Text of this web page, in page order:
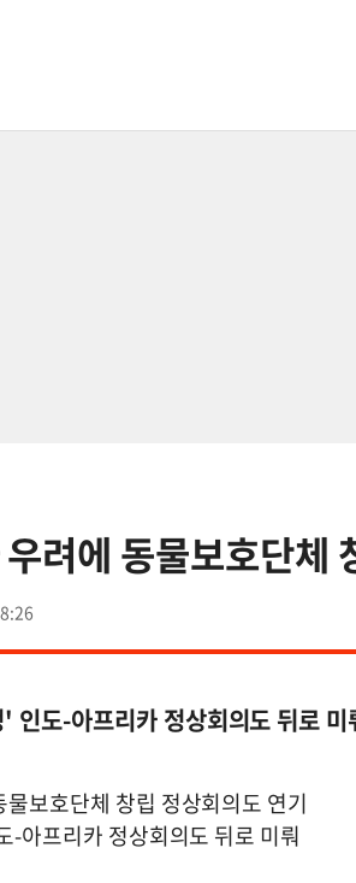
려에 동물보호단체
인도-아프리카 정상회의도 뒤로 미
보호단체 창립 정상회의도 연기
-아프리카 정상회의도 뒤로 미뤄